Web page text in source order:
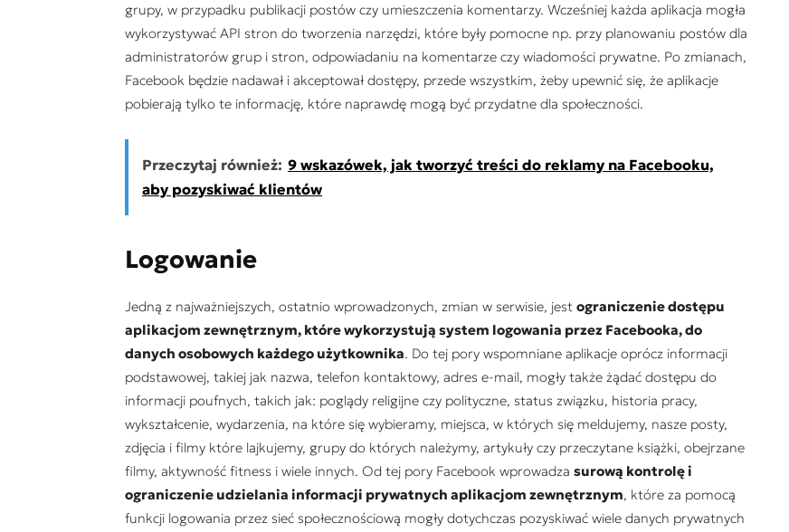
grupy, w przypadku publikacji postów czy umieszczenia komentarzy. Wcześniej każda aplikacja mogła
wykorzystywać API stron do tworzenia narzędzi, które były pomocne np. przy planowaniu postów dla
administratorów grup i stron, odpowiadaniu na komentarze czy wiadomości prywatne. Po zmianach,
Facebook będzie nadawał i akceptował dostępy, przede wszystkim, żeby upewnić się, że aplikacje
pobierają tylko te informację, które naprawdę mogą być przydatne dla społeczności.
Przeczytaj również: 9 wskazówek, jak tworzyć treści do reklamy na Facebooku,
aby pozyskiwać klientów
Logowanie
Jedną z najważniejszych, ostatnio wprowadzonych, zmian w serwisie, jest ograniczenie dostępu
aplikacjom zewnętrznym, które wykorzystują system logowania przez Facebooka, do
danych osobowych każdego użytkownika. Do tej pory wspomniane aplikacje oprócz informacji
podstawowej, takiej jak nazwa, telefon kontaktowy, adres e-mail, mogły także żądać dostępu do
informacji poufnych, takich jak: poglądy religijne czy polityczne, status związku, historia pracy,
wykształcenie, wydarzenia, na które się wybieramy, miejsca, w których się meldujemy, nasze posty,
zdjęcia i filmy które lajkujemy, grupy do których należymy, artykuły czy przeczytane książki, obejrzane
filmy, aktywność fitness i wiele innych. Od tej pory Facebook wprowadza surową kontrolę i
ograniczenie udzielania informacji prywatnych aplikacjom zewnętrznym, które za pomocą
funkcji logowania przez sieć społecznościową mogły dotychczas pozyskiwać wiele danych prywatnych